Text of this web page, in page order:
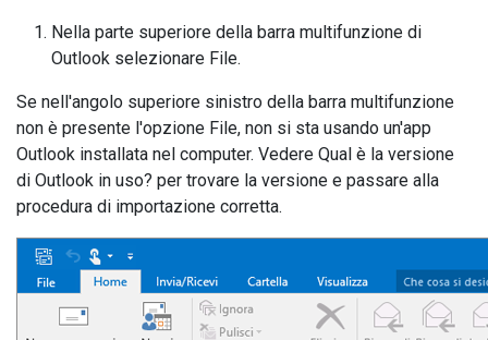
Nella parte superiore della barra multifunzione di
Outlook selezionare File.
Se nell'angolo superiore sinistro della barra multifunzione
non è presente l'opzione File, non si sta usando un'app
Outlook installata nel computer. Vedere Qual è la versione
di Outlook in uso? per trovare la versione e passare alla
procedura di importazione corretta.